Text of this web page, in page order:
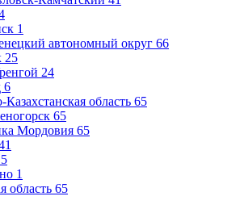
1
автономный округ 66
25
24
6
область 65
65
Мордовия 65
5
1
область 65